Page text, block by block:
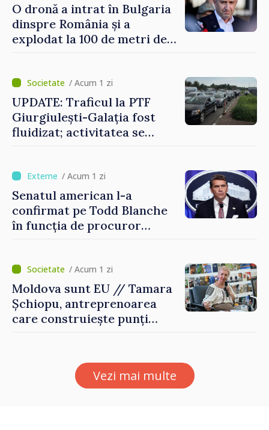
O dronă a intrat în Bulgaria
dinspre România și a
explodat la 100 de metri de
/ Acum 1 zi
UPDATE: Traficul la PTF
Giurgiulești-Galația fost
fluidizat; activitatea se
/ Acum 1 zi
Senatul american l-a
confirmat pe Todd Blanche
în funcția de procuror
/ Acum 1 zi
Moldova sunt EU // Tamara
Șchiopu, antreprenoarea
care construiește punți
Vezi mai multe